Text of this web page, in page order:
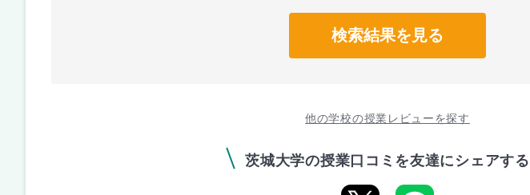
検索結果を見る
他の学校の授業レビューを探す
茨城大学の授業口コミを友達にシェアする